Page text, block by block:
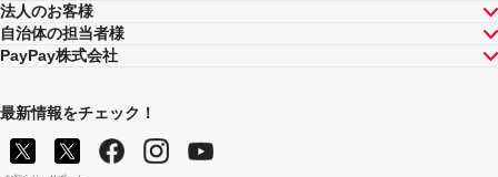
法人のお客様
自治体の担当者様
PayPay株式会社
最新情報をチェック！